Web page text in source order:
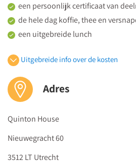
een persoonlijk certificaat van
de hele dag koffie, thee en
een uitgebreide lunch
De prijs bedraagt 1900 euro
Kom je met een groep, dan is iedere
Medilex Onderwijs is geregistreerd
aan de
Beroepsonderwijs
Uitgebreide info over de kosten
Adres
Quinton House
Nieuwegracht 60
3512 LT Utrecht